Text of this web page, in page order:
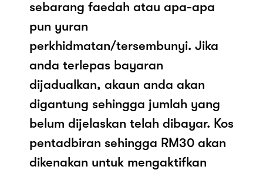
sebarang faedah atau apa-apa
pun yuran
perkhidmatan/tersembunyi. Jika
anda terlepas bayaran
dijadualkan, akaun anda akan
digantung sehingga jumlah yang
belum dijelaskan telah dibayar. Kos
pentadbiran sehingga RM30 akan
dikenakan untuk mengaktifkan